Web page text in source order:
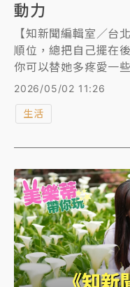
動力
【知新聞編輯室／台
順位，總把自己擺在
你可以替她多疼愛一
一次整合3款長輩最
合，關節、心血管、
2026/05/02 11:26
生活